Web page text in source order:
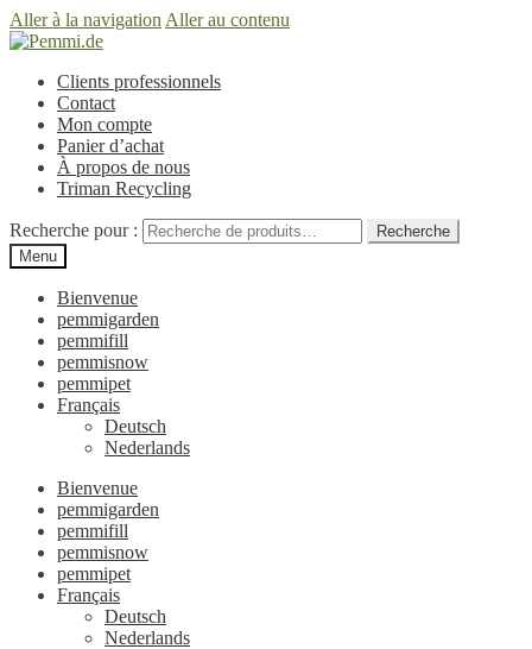
Aller à la navigation Aller au contenu
Clients professionnels
Contact
Mon compte
Panier d’achat
À propos de nous
Triman Recycling
Recherche pour :
Recherche
Menu
Bienvenue
pemmigarden
pemmifill
pemmisnow
pemmipet
Français
Deutsch
Nederlands
Bienvenue
pemmigarden
pemmifill
pemmisnow
pemmipet
Français
Deutsch
Nederlands